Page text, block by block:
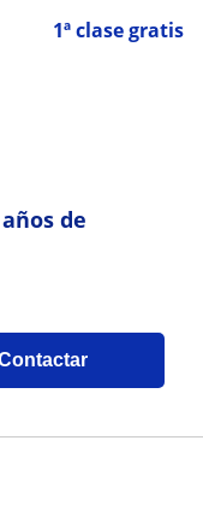
1ª clase gratis
de